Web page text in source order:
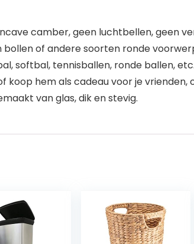
camber, geen luchtbellen, geen
of andere soorten ronde
softbal, tennisballen, ronde ballen, etc.
koop hem als cadeau voor je vrienden,
van glas, dik en stevig.